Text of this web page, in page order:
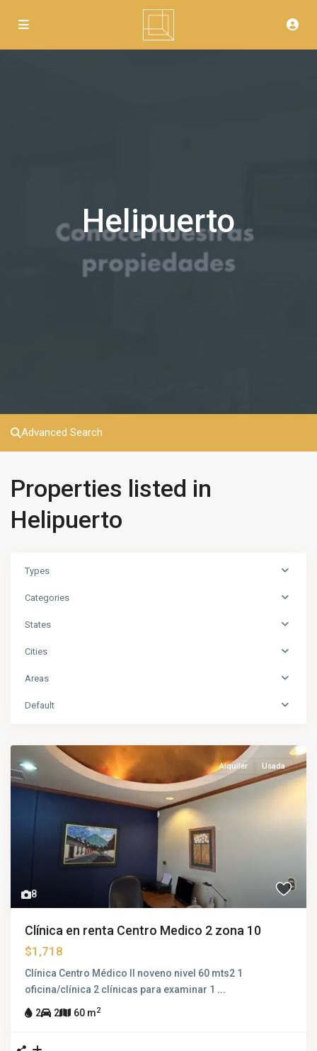
Helipuerto
Advanced Search
Properties listed in
Helipuerto
Types
Categories
States
Cities
Areas
Default
8
Alquiler Usada
Clínica en renta Centro Medico 2 zona 10
$1,718
Clínica Centro Médico II noveno nivel 60 mts2 1
oficina/clínica 2 clínicas para examinar 1 ...
2 2 60 m2